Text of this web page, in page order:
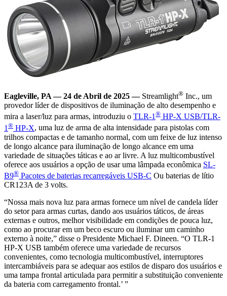
Eagleville, PA — 24 de Abril de 2025 — Streamlight® Inc., um
provedor líder de dispositivos de iluminação de alto desempenho e
mira a laser/luz para armas, introduziu o TLR-1 ® HP-X USB/TLR-
1 ® HP-X, uma luz de arma de alta intensidade para pistolas com
trilhos compactas e de tamanho normal, com um feixe de luz intenso
de longo alcance para iluminação de longo alcance em uma
variedade de situações táticas e ao ar livre. A luz multicombustível
oferece aos usuários a opção de usar uma lâmpada econômica SL-
B9® Pacotes de baterias recarregáveis USB-C Ou baterias de lítio
CR123A de 3 volts.
“Nossa mais nova luz para armas fornece um nível de candela líder
do setor para armas curtas, dando aos usuários táticos, de áreas
externas e outros, melhor visibilidade em condições de pouca luz,
como ao procurar em um beco escuro ou iluminar um caminho
externo à noite,” disse o Presidente Michael F. Dineen. “O TLR-1
HP-X USB também oferece uma variedade de recursos
convenientes, como tecnologia multicombustível, interruptores
intercambiáveis para se adequar aos estilos de disparo dos usuários e
uma tampa frontal articulada para permitir a substituição conveniente
da bateria com carregamento frontal.’ ”